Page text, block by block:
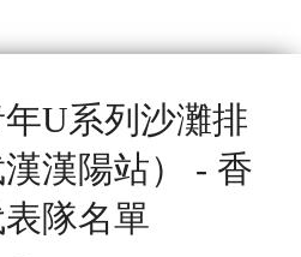
U系列沙灘排
漢陽站） - 香
隊名單